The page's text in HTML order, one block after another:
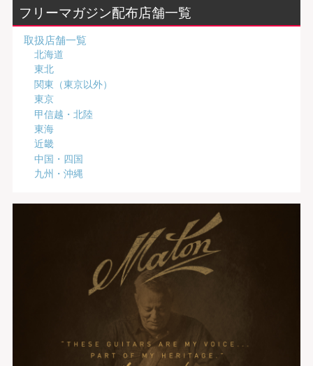
フリーマガジン配布店舗一覧
取扱店舗一覧
北海道
東北
関東（東京以外）
東京
甲信越・北陸
東海
近畿
中国・四国
九州・沖縄